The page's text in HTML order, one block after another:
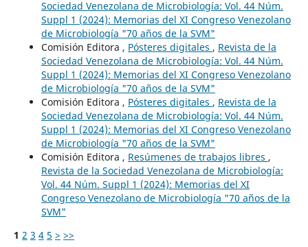
Sociedad Venezolana de Microbiología: Vol. 44 Núm.
Suppl 1 (2024): Memorias del XI Congreso Venezolano
de Microbiología "70 años de la SVM"
Comisión Editora , Pósteres digitales , Revista de la
Sociedad Venezolana de Microbiología: Vol. 44 Núm.
Suppl 1 (2024): Memorias del XI Congreso Venezolano
de Microbiología "70 años de la SVM"
Comisión Editora , Pósteres digitales , Revista de la
Sociedad Venezolana de Microbiología: Vol. 44 Núm.
Suppl 1 (2024): Memorias del XI Congreso Venezolano
de Microbiología "70 años de la SVM"
Comisión Editora , Resúmenes de trabajos libres ,
Revista de la Sociedad Venezolana de Microbiología:
Vol. 44 Núm. Suppl 1 (2024): Memorias del XI
Congreso Venezolano de Microbiología "70 años de la
SVM"
1 2 3 4 5 > >>